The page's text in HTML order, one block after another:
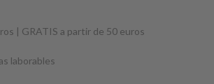
| GRATIS a partir de 50 euros
laborables